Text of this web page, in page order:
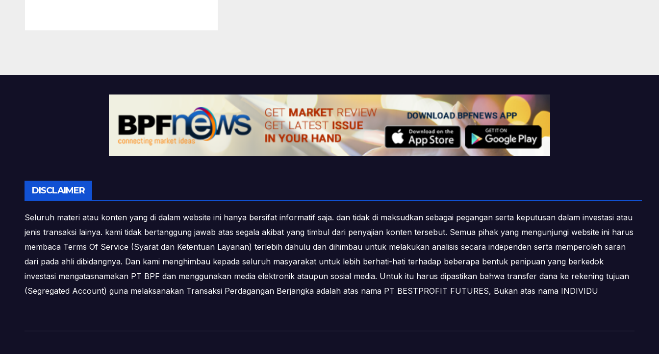
DISCLAIMER
Seluruh materi atau konten yang di dalam website ini hanya bersifat informatif saja. dan tidak di maksudkan sebagai pegangan serta keputusan dalam investasi atau
jenis transaksi lainya. kami tidak bertanggung jawab atas segala akibat yang timbul dari penyajian konten tersebut. Semua pihak yang mengunjungi website ini harus
membaca Terms Of Service (Syarat dan Ketentuan Layanan) terlebih dahulu dan dihimbau untuk melakukan analisis secara independen serta memperoleh saran
dari pada ahli dibidangnya. Dan kami menghimbau kepada seluruh masyarakat untuk lebih berhati-hati terhadap beberapa bentuk penipuan yang berkedok
investasi mengatasnamakan PT BPF dan menggunakan media elektronik ataupun sosial media. Untuk itu harus dipastikan bahwa transfer dana ke rekening tujuan
(Segregated Account) guna melaksanakan Transaksi Perdagangan Berjangka adalah atas nama PT BESTPROFIT FUTURES, Bukan atas nama INDIVIDU